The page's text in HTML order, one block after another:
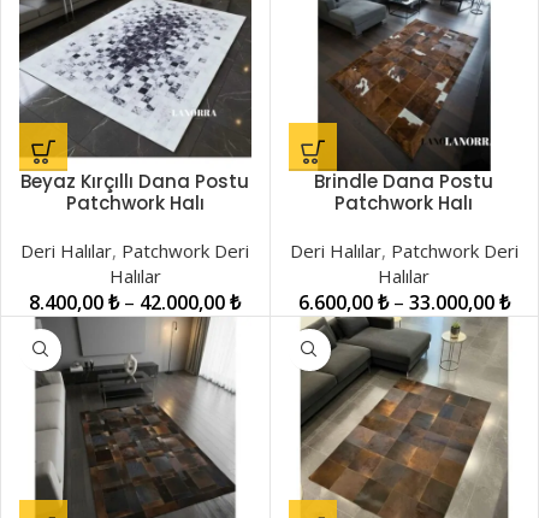
Beyaz Kırçıllı Dana Postu
Patchwork Halı
Deri Halılar, Patchwork Deri
Halılar
8.400,00₺ – 42.000,00₺
Brindle Dana Postu
Patchwork Halı
Deri Halılar, Patchwork Deri
Halılar
6.600,00₺ – 33.000,00₺